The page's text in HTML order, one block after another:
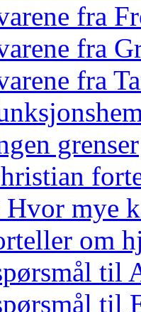
fra
fra
fra
grenser
mye
om
til
til